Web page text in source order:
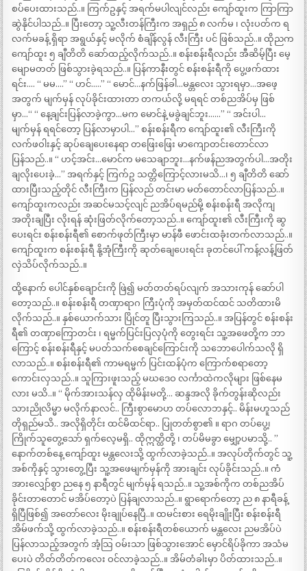
စပ်ပေးထားသည်..။ ကြက်ဥနှင့် အရက်မပါလျင်လည်း ကျော်ထူးက ကြာကြာ
ဆွဲနိုင်ပါသည်..။ ပြီးတော့ သူ့လီးတန်ကြီးက အရှည် ၈ လက်မ ၊ လုံးပတ်က ရ
လက်မခန့် ရှိရာ အရွယ်နှင့် မလိုက် စံချိန်လွန် လီးကြီး ပင် ဖြစ်သည်..။ ထိုညက
ကျော်ထူး ၅ ချီတိတိ ဆော်ထည့်လိုက်သည်..။ စန်းစန်းရီလည်း အီဆိမ့်ပြီး မေ့
မျောမတတ် ဖြစ်သွားခဲ့ရသည်..။ ပြန်ကာနီးတွင် စန်းစန်းရီကို ပွေ့ဖက်ထား
ရင်း…. “ မမ….” “ ဟင်…..” “ မောင်…နက်ဖြန်ခါ…မန္တလေး သွားရမှာ…အဖေ့
အတွက် မျက်မှန် လုပ်ခိုင်းထားတာ တကယ်လို့ မရရင် တစ်ညအိပ်မှ ဖြစ်
မှာ…“ “ နေ့ချင်းပြန်လာခဲ့ကွာ…မက မောင်နဲ့ မခွဲချင်ဘူး……” “ အင်းပါ…
မျက်မှန် ရရင်တော့ ပြန်လာမှာပါ…” စန်းစန်းရီက ကျော်ထူး၏ လီးကြီးကို
လက်ဖဝါးနှင့် ဆုပ်ချေပေးနေရာ တဖြေးဖြေး မာကျောတင်းတောင်လာ
ပြန်သည်..။ “ ဟင့်အင်း…မောင်က မသေချာဘူး…နက်ဖန်ညအတွက်ပါ…အတိုး
ချလိုးပေးခဲ့…” အရက်နှင့် ကြက်ဥ သတ္တိကြောင့်လားမသိ…၊ ၅ ချီတိတိ ဆော်
ထားပြီးသည့်တိုင် လီးကြီးက ပြန်လည် တင်းမာ မတ်တောင်လာပြန်သည်..။
ကျော်ထူးကလည်း အဆင်မသင့်လျင် ညအိပ်ရမည်မို့ စန်းစန်းရီ အလိုကျ
အတိုးချပြီး လိုးရန် ဆုံးဖြတ်လိုက်တော့သည်..။ ကျော်ထူး၏ လီးကြီးကို ဆွ
ပေးရင်း စန်းစန်းရီ၏ စောက်ဖုတ်ကြီးမှာ မာန်ဖီ ဖောင်းထခုံးတက်လာသည်..။
ကျော်ထူးက စန်းစန်းရီ နို့အုံကြီးကို ဆုတ်ချေပေးရင်း ခုတင်ပေါ် ကန့်လန့်ဖြတ်
လှဲသိပ်လိုက်သည်..။
ထို့နောက် ပေါင်နှစ်ချောင်းကို ဖြဲ၍ မတ်တတ်ရပ်လျက် အသားကုန် ဆော်ပါ
တော့သည်..။ စန်းစန်းရီ တဏှာရာဂ ကြီးပုံကို အမှတ်ထင်ထင် သတိထားမိ
လိုက်သည်..။ နှစ်ယောက်သား ပြိုင်တူ ပြီးသွားကြသည်..။ အပြန်တွင် စန်းစန်း
ရီ၏ တဏှာကြောတင်း ၊ ရမ္မက်ပြင်းပြလှပုံကို တွေးရင်း သူ့အဖေတို့က ဘာ
ကြောင့် စန်းစန်းရီနှင့် မပတ်သက်စေချင်ကြောင်းကို သဘောပေါက်သလို ရှိ
လာသည်..။ စန်းစန်းရီ၏ ကာမရမ္မက် ပြင်းထန်ပုံက ကြောက်စရာတော့
ကောင်းလှသည်..။ သူကြားဖူးသည့် မဃဒေဝ လင်္ကာထဲကလိုများ ဖြစ်နေမ
လား မသိ..။ “ မိုက်အားသန်လှ ထိုမိန်းမတို့… ဆန္ဒအလို ခိုက်တွန်းဆိုလည်း
သားညိုလိမ္မာ မလိုက်နာလင်.. ကြီးစွာမောဟ တပ်လောဘနှင့်.. မိန်းမဟူသည်
တိုရှည်မသိ.. အလိုရှိတိုင်း ထင်မိထင်ရာ.. ပြုတတ်စွာ၏ ။ ရာဂ တပ်ပွေ့၊
ကြိုက်သူတွေ့သော် ရှက်လေ့မရှိ.. ထိုဣတ္ထိတို့ ၊ တပ်မိမခွာ မျှော့ပမာသို့.. ”
နောက်တစ်နေ့ ကျော်ထူး မန္တလေးသို့ ထွက်လာခဲ့သည်..။ အလုပ်တိုက်တွင် သူ့
အစ်ကိုနှင့် သွားတွေ့ပြီး သူ့အဖေမျက်မှန်ကို အားချင်း လုပ်ခိုင်းသည်..။ ကံ
အားလျှော်စွာ ညနေ ၅ နာရီတွင် မျက်မှန် ရသည်..။ သူ့အစ်ကိုက တစ်ညအိပ်
ခိုင်းတာတောင် မအိပ်တော့ပဲ ပြန်ချလာသည်..။ ရွာရောက်တော့ ည ၈ နာရီခန့်
ရှိပြီဖြစ်၍ အတော်လေး မိုးချုပ်နေပြီ..။ ထမင်းစား ရေမိုးချိုးပြီး စန်းစန်းရီ
အိမ်ဖက်သို့ ထွက်လာခဲ့သည်..။ စန်းစန်းရီတစ်ယောက် မန္တလေး ညမအိပ်ပဲ
ပြန်လာသည့်အတွက် အံ့သြ ဝမ်းသာ ဖြစ်သွားအောင် မှောင်ရိပ်ခိုကာ အသံမ
ပေးပဲ တိတ်တိတ်ကလေး ဝင်လာခဲ့သည်..။ အိမ်တံခါးမှာ ပိတ်ထားသည်..။